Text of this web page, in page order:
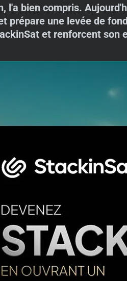
l'a bien compris.
prépare une levée de
et renforcent son